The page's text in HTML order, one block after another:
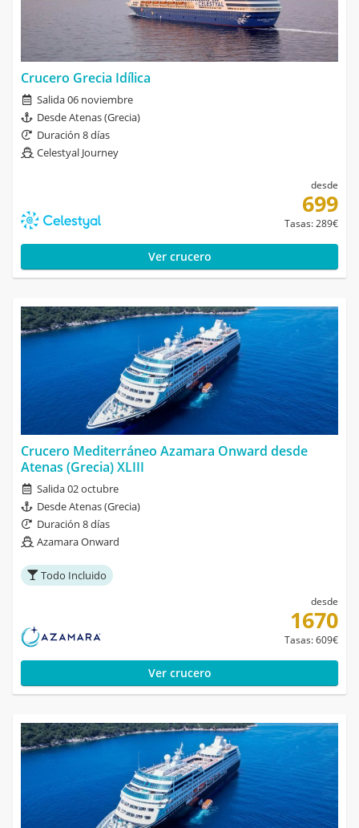
Crucero Grecia Idílica
Salida 06 noviembre
Desde Atenas (Grecia)
Duración 8 días
Celestyal Journey
desde
699
Tasas: 289€
Ver crucero
Crucero Mediterráneo Azamara Onward desde
Atenas (Grecia) XLIII
Salida 02 octubre
Desde Atenas (Grecia)
Duración 8 días
Azamara Onward
Todo Incluido
desde
1670
Tasas: 609€
Ver crucero